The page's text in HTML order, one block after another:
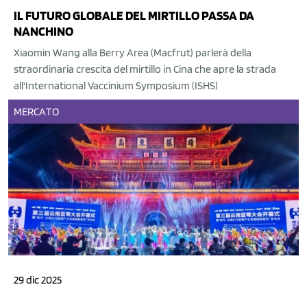
IL FUTURO GLOBALE DEL MIRTILLO PASSA DA
NANCHINO
Xiaomin Wang alla Berry Area (Macfrut) parlerà della
straordinaria crescita del mirtillo in Cina che apre la strada
all'International Vaccinium Symposium (ISHS)
MERCATO
29 dic 2025